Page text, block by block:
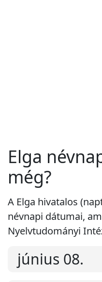
Elga
még?
A Elga hivatalos
névnapi dátumai,
Nyelvtudományi
június 08.